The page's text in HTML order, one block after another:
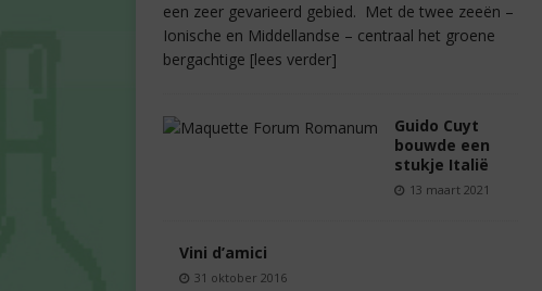
een zeer gevarieerd gebied. Met de twee zeeën –
Ionische en Middellandse – centraal het groene
bergachtige [lees verder]
Guido Cuyt
bouwde een
stukje Italië
13 maart 2021
Vini d’amici
31 oktober 2016